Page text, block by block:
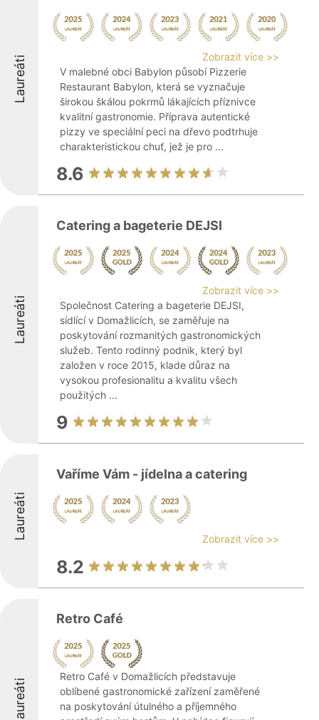
Laureáti
Zobrazit více >>
V malebné obci Babylon působí Pizzerie
Restaurant Babylon, která se vyznačuje
širokou škálou pokrmů lákajících příznivce
kvalitní gastronomie. Příprava autentické
pizzy ve speciální peci na dřevo podtrhuje
charakteristickou chuť, jež je pro ...
8.6
Laureáti
Catering a bageterie DEJSI
Zobrazit více >>
Společnost Catering a bageterie DEJSI,
sídlící v Domažlicích, se zaměřuje na
poskytování rozmanitých gastronomických
služeb. Tento rodinný podnik, který byl
založen v roce 2015, klade důraz na
vysokou profesionalitu a kvalitu všech
použitých ...
9
Laureáti
Vaříme Vám - jídelna a catering
Zobrazit více >>
8.2
Laureáti
Retro Café
Retro Café v Domažlicích představuje
oblíbené gastronomické zařízení zaměřené
na poskytování útulného a příjemného